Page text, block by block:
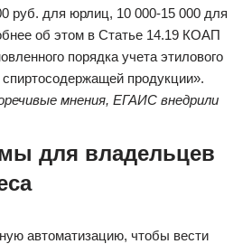
руб. для юрлиц, 10 000-15 000 для
об этом в Статье 14.19 КОАП
порядка учета этилового
спиртосодержащей продукции».
мнения, ЕГАИС внедрили
для владельцев
автоматизацию, чтобы вести